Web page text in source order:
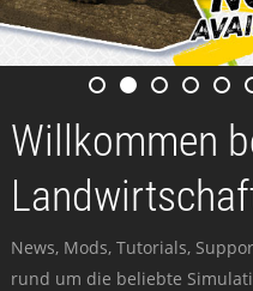
Willkommen
News, Mods, Tutorials,
rund um die beliebte